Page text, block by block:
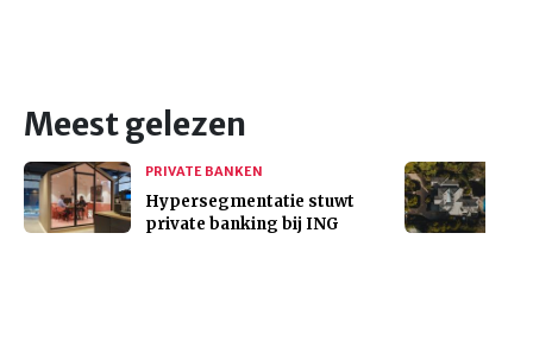
Meest gelezen
PRIVATE BANKEN
Hypersegmentatie stuwt
private banking bij ING